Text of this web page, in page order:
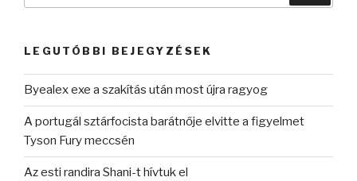
LEGUTÓBBI BEJEGYZÉSEK
Byealex exe a szakítás után most újra ragyog
A portugál sztárfocista barátnője elvitte a figyelmet
Tyson Fury meccsén
Az esti randira Shani-t hívtuk el